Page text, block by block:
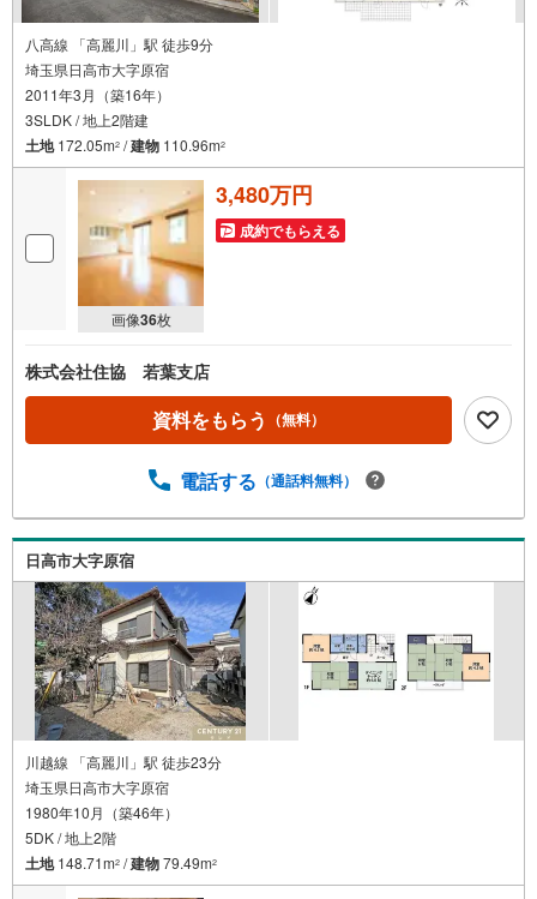
八高線 「高麗川」駅 徒歩9分
埼玉県日高市大字原宿
2011年3月（築16年）
3SLDK / 地上2階建
土地172.05m2 /建物 110.96m2
画像36枚
3,480万円
成約でもらえる
株式会社住協 若葉支店
資料をもらう （無料）
電話する （通話料無料）
日高市大字原宿
川越線 「高麗川」駅 徒歩23分
埼玉県日高市大字原宿
1980年10月（築46年）
5DK / 地上2階
土地148.71m2 /建物79.49m2